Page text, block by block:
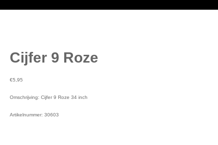
Cijfer 9 Roze
€5,95
Omschrijving: Cijfer 9 Roze 34 inch
Artikelnummer: 30603